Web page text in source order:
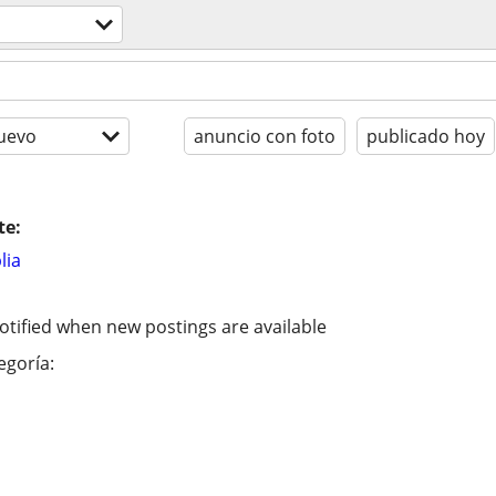
anuncio con foto publicado hoy
when new postings are available